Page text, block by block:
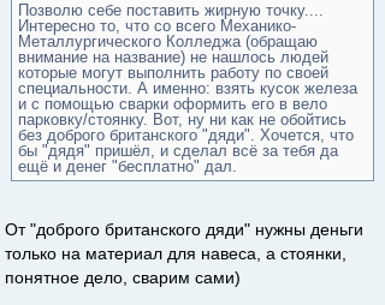
Позволю себе поставить жирную точку....
Интересно то, что со всего Механико-
Металлургического Колледжа (обращаю
внимание на название) не нашлось людей
которые могут выполнить работу по своей
специальности. А именно: взять кусок железа
и с помощью сварки оформить его в вело
парковку/стоянку. Вот, ну ни как не обойтись
без доброго британского "дяди". Хочется, что
бы "дядя" пришёл, и сделал всё за тебя да
ещё и денег "бесплатно" дал.
От "доброго британского дяди" нужны деньги
только на материал для навеса, а стоянки,
понятное дело, сварим сами)